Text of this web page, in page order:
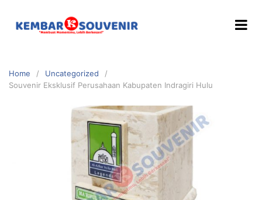
Home
Uncategorized
Souvenir Eksklusif Perusahaan Kabupaten Indragiri Hulu